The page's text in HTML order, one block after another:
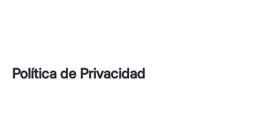
Política de Privacidad